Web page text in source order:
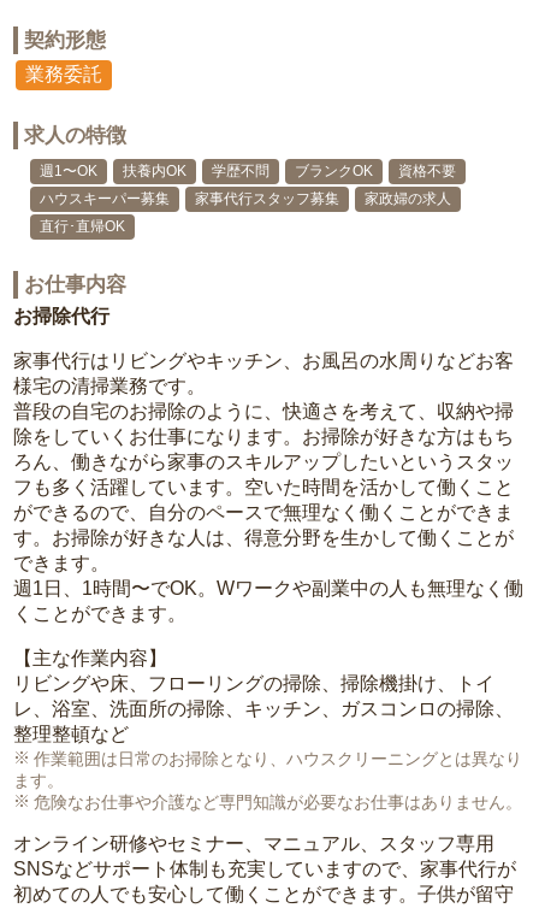
契約形態
業務委託
求人の特徴
週1〜OK 扶養内OK 学歴不問 ブランクOK
資格不要
ハウスキーパー募集
家事代行スタッフ募集
家政婦の求人
直行･直帰OK
お仕事内容
お掃除代行
家事代行はリビングやキッチン、お風呂の水周りなどお客
様宅の清掃業務です。
普段の自宅のお掃除のように、快適さを考えて、収納や掃
除をしていくお仕事になります。お掃除が好きな方はもち
ろん、働きながら家事のスキルアップしたいというスタッ
フも多く活躍しています。空いた時間を活かして働くこと
ができるので、自分のペースで無理なく働くことができま
す。お掃除が好きな人は、得意分野を生かして働くことが
できます。
週1日、1時間〜でOK。Wワークや副業中の人も無理なく働
くことができます。
【主な作業内容】
リビングや床、フローリングの掃除、掃除機掛け、トイ
レ、浴室、洗面所の掃除、キッチン、ガスコンロの掃除、
整理整頓など
作業範囲は日常のお掃除となり、ハウスクリーニングとは異なり
ます。
危険なお仕事や介護など専門知識が必要なお仕事はありません。
オンライン研修やセミナー、マニュアル、スタッフ専用
SNSなどサポート体制も充実していますので、家事代行が
初めての人でも安心して働くことができます。子供が留守